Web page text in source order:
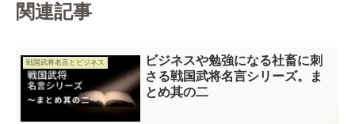
関連記事
戦国武将名言とビジネス
ビジネスや勉強になる社畜に刺
さる戦国武将名言シリーズ。ま
とめ其の二